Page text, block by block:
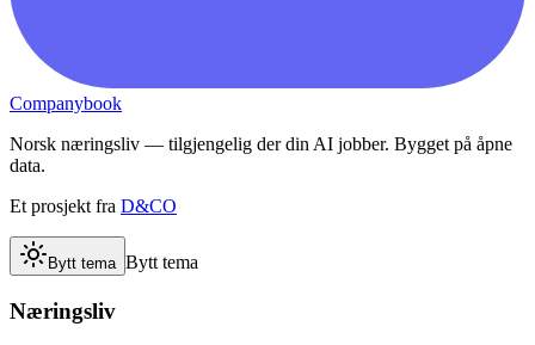
Companybook
Norsk næringsliv — tilgjengelig der din AI jobber. Bygget på åpne
data.
Et prosjekt fra D&CO
Bytt tema Bytt tema
Næringsliv